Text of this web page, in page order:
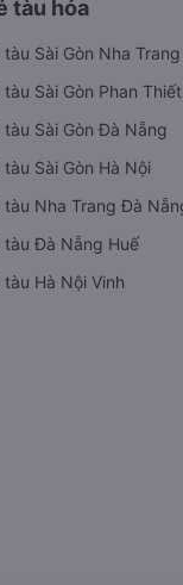
tàu hỏa
tàu Sài Gòn Nha Trang
tàu Sài Gòn Phan Thiết
tàu Sài Gòn Đà Nẵng
tàu Sài Gòn Hà Nội
tàu Nha Trang Đà
tàu Đà Nẵng Huế
tàu Hà Nội Vinh